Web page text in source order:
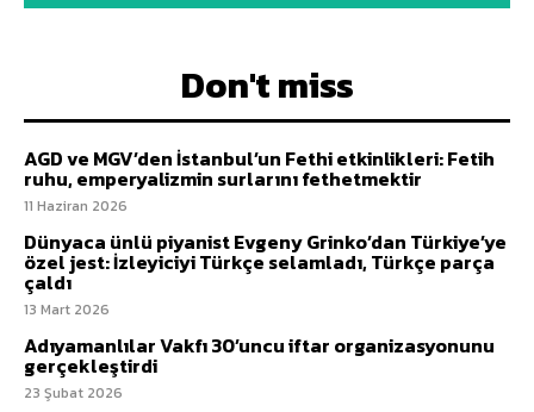
Don't miss
AGD ve MGV’den İstanbul’un Fethi etkinlikleri: Fetih
ruhu, emperyalizmin surlarını fethetmektir
11 Haziran 2026
Dünyaca ünlü piyanist Evgeny Grinko’dan Türkiye’ye
özel jest: İzleyiciyi Türkçe selamladı, Türkçe parça
çaldı
13 Mart 2026
Adıyamanlılar Vakfı 30’uncu iftar organizasyonunu
gerçekleştirdi
23 Şubat 2026